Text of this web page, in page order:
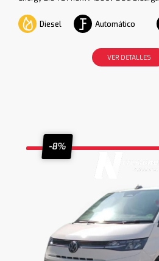
Diesel Automático
VER DETALLES
-8%